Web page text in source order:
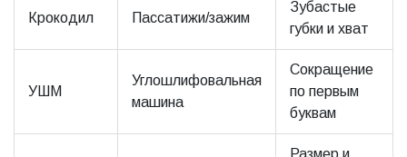
Крокодил Пассатижи/зажим
Зубастые
губки и хват
УШМ
Углошлифовальная
машина
Сокращение
по первым
буквам